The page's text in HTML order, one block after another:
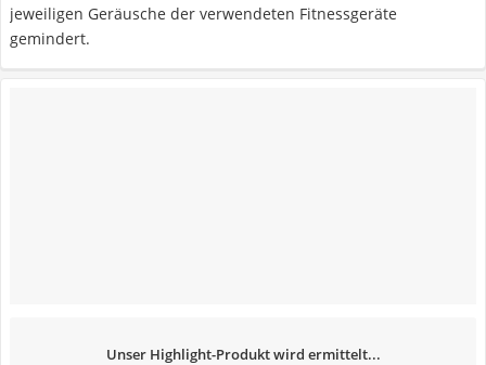
jeweiligen Geräusche der verwendeten Fitnessgeräte
gemindert.
Unser Highlight-Produkt wird ermittelt...